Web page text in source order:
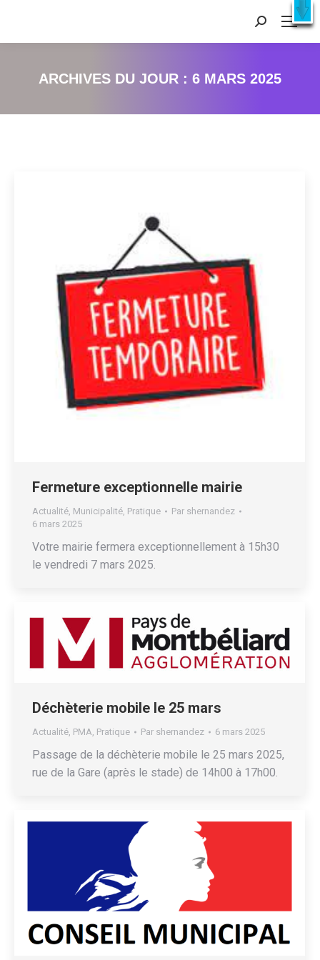
Recherche
:
ARCHIVES DU JOUR : 6 MARS 2025
Fermeture exceptionnelle mairie
Actualité, Municipalité, Pratique Par shernandez
6 mars 2025
Votre mairie fermera exceptionnellement à 15h30
le vendredi 7 mars 2025.
Déchèterie mobile le 25 mars
Actualité, PMA, Pratique Par shernandez 6 mars 2025
Passage de la déchèterie mobile le 25 mars 2025,
rue de la Gare (après le stade) de 14h00 à 17h00.